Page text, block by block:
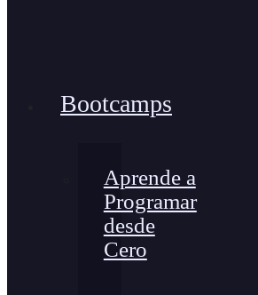
Bootcamps
Aprende a
Programar
desde
Cero